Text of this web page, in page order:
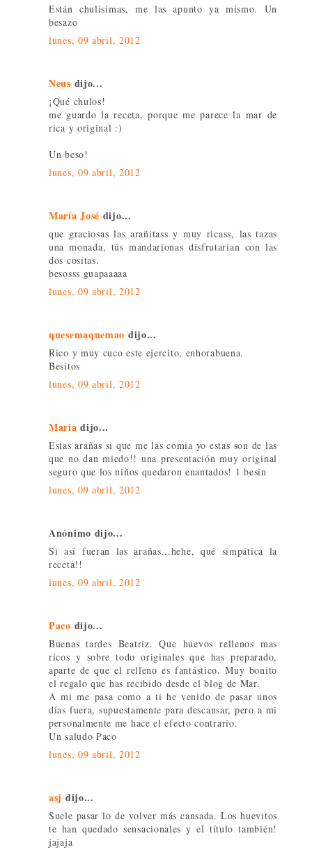
Están chulísimas, me las apunto ya mismo. Un
besazo
lunes, 09 abril, 2012
Neus dijo...
¡Qué chulos!
me guardo la receta, porque me parece la mar de
rica y original :)
Un beso!
lunes, 09 abril, 2012
María José dijo...
que graciosas las arañitass y muy ricass, las tazas
una monada, tús mandarionas disfrutarian con las
dos cositas.
besosss guapaaaaa
lunes, 09 abril, 2012
quesemaquemao dijo...
Rico y muy cuco este ejercito, enhorabuena.
Besitos
lunes, 09 abril, 2012
Maria dijo...
Estas arañas si que me las comia yo estas son de las
que no dan miedo!! una presentación muy original
seguro que los niños quedaron enantados! 1 besin
lunes, 09 abril, 2012
Anónimo dijo...
Si así fueran las arañas...hehe, qué simpática la
receta!!
lunes, 09 abril, 2012
Paco dijo...
Buenas tardes Beatriz. Que huevos rellenos mas
ricos y sobre todo originales que has preparado,
aparte de que el relleno es fantástico. Muy bonito
el regalo que has recibido desde el blog de Mar.
A mi me pasa como a ti he venido de pasar unos
días fuera, supuestamente para descansar, pero a mi
personalmente me hace el efecto contrario.
Un saludo Paco
lunes, 09 abril, 2012
asj dijo...
Suele pasar lo de volver más cansada. Los huevitos
te han quedado sensacionales y el título también!
jajaja